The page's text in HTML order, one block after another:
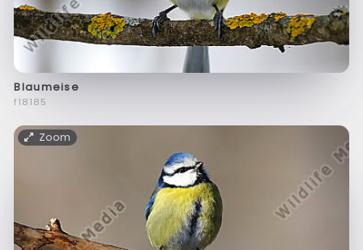
Blaumeise
f18185
Zoom